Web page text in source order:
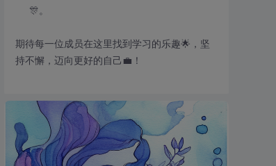
🎊。
期待每一位成员在这里找到学习的乐趣🌟，坚
持不懈，迈向更好的自己💼！